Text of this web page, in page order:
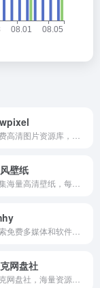
壁纸
网盘社